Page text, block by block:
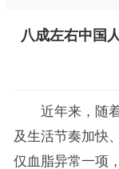
八成左右中国
近年来，随着
及生活节奏加快
仅血脂异常一项